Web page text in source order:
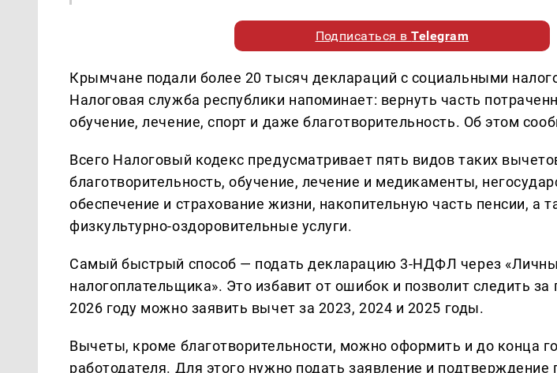
Подписаться вTelegram
Крымчане подали более 20 тысяч деклараций с социальными
Налоговая служба республики напоминает: вернуть часть
обучение, лечение, спорт и даже благотворительность. Об этом
Всего Налоговый кодекс предусматривает пять видов таких
благотворительность, обучение, лечение и медикаменты,
обеспечение и страхование жизни, накопительную часть пенсии, а
физкультурно-оздоровительные услуги.
Самый быстрый способ — подать декларацию 3-НДФЛ через
налогоплательщика». Это избавит от ошибок и позволит следить за
2026 году можно заявить вычет за 2023, 2024 и 2025 годы.
Вычеты, кроме благотворительности, можно оформить и до конца
работодателя. Для этого нужно подать заявление и подтверждение